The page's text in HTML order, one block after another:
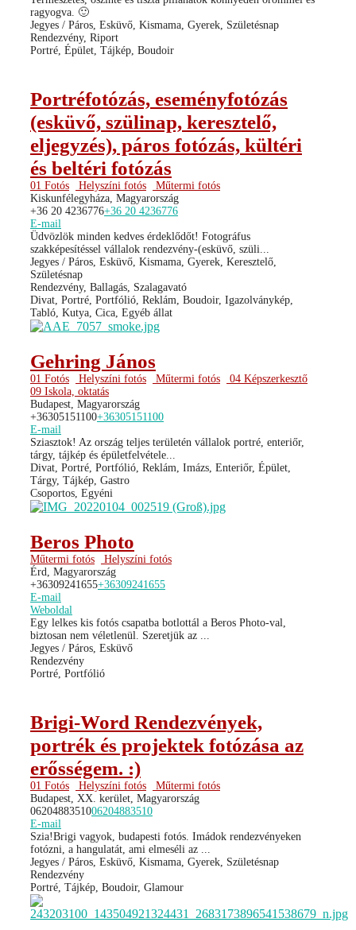
ragyogva. 🙂
Jegyes / Páros, Esküvő, Kismama, Gyerek, Születésnap
Rendezvény, Riport
Portré, Épület, Tájkép, Boudoir
Portréfotózás, eseményfotózás
(esküvő, szülinap, keresztelő,
eljegyzés), páros fotózás, kültéri
és beltéri fotózás
01 Fotós Helyszíni fotós
Műtermi fotós
Kiskunfélegyháza, Magyarország
+36 20 4236776+36 20 4236776
E-mail
Üdvözlök minden kedves érdeklődőt! Fotográfus
szakképesítéssel vállalok rendezvény-(esküvő, szüli...
Jegyes / Páros, Esküvő, Kismama, Gyerek, Keresztelő,
Születésnap
Rendezvény, Ballagás, Szalagavató
Divat, Portré, Portfólió, Reklám, Boudoir, Igazolványkép,
Tabló, Kutya, Cica, Egyéb állat
Gehring János
01 Fotós Helyszíni fotós Műtermi fotós
04 Képszerkesztő
09 Iskola, oktatás
Budapest, Magyarország
+36305151100+36305151100
E-mail
Sziasztok! Az ország teljes területén vállalok portré, enteriőr,
tárgy, tájkép és épületfelvétele...
Divat, Portré, Portfólió, Reklám, Imázs, Enteriőr, Épület,
Tárgy, Tájkép, Gastro
Csoportos, Egyéni
Beros Photo
Műtermi fotós
Helyszíni fotós
Érd, Magyarország
+36309241655+36309241655
E-mail
Weboldal
Egy lelkes kis fotós csapatba botlottál a Beros Photo-val,
biztosan nem véletlenül. Szeretjük az ...
Jegyes / Páros, Esküvő
Rendezvény
Portré, Portfólió
Brigi-Word Rendezvények,
portrék és projektek fotózása az
erősségem. :)
01 Fotós Helyszíni fotós
Műtermi fotós
Budapest, XX. kerület, Magyarország
0620488351006204883510
E-mail
Szia!Brigi vagyok, budapesti fotós. Imádok rendezvényeken
fotózni, a hangulatát, ami elmeséli az ...
Jegyes / Páros, Esküvő, Kismama, Gyerek, Születésnap
Rendezvény
Portré, Tájkép, Boudoir, Glamour